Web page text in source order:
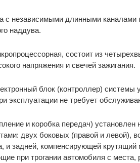
с независимыми длинными каналами
наддува.
состоит из
напряжения и свечей зажигания.
блок (контроллер) системы
эксплуатации не требует
и коробка передач) установлен
двух боковых (правой и левой),
и задней, компенсирующей крутящий
при трогании автомобиля с места,